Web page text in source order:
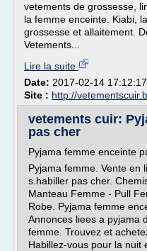
vetements de grossesse,
la femme enceinte. Kiabi,
grossesse et allaitement.
Vetements...
Lire la suite
Date: 2017-02-14 17:12:17
Site : http://
vetements cuir:
pas cher
Pyjama femme enceinte
Pyjama femme. Vente en
s.habiller pas cher.
Manteau Femme - Pull
Robe. Pyjama femme
Annonces liees a pyjama
femme. Trouvez et
Habillez-vous pour la nuit